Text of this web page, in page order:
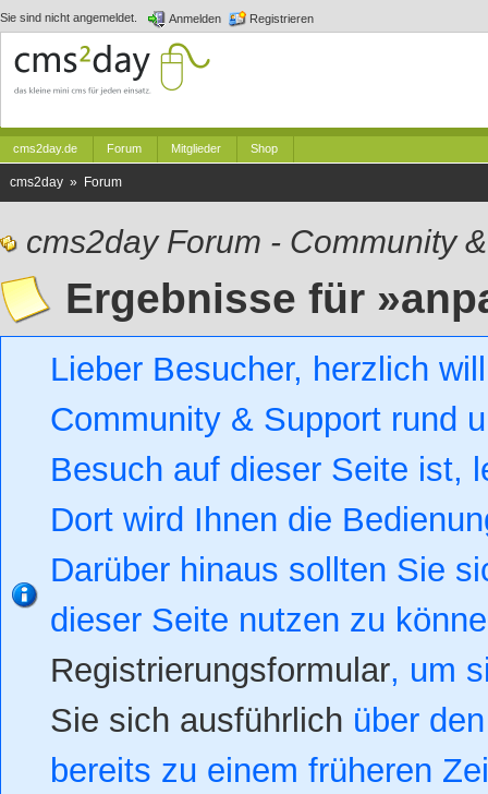
Sie sind nicht angemeldet. Anmelden Registrieren
cms2day.de Forum Mitglieder Shop
cms2day » Forum
cms2day Forum - Community
Ergebnisse für
Lieber Besucher, herzlich
Community & Support rund
Besuch auf dieser Seite ist,
Dort wird Ihnen die
Darüber hinaus sollten Sie
dieser Seite nutzen zu
Registrierungsformular, um
Sie sich ausführlich über
bereits zu einem früheren